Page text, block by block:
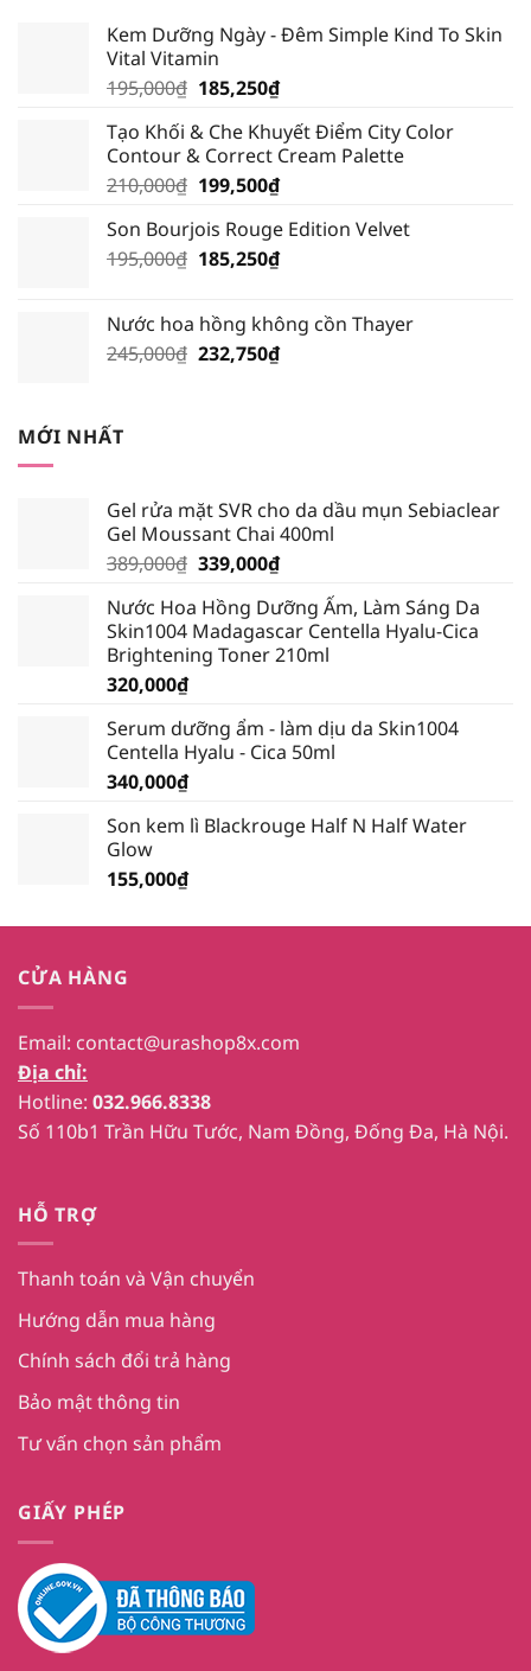
Kem Dưỡng Ngày - Đêm Simple Kind To Skin
Vital Vitamin
195,000₫ Giá
là:
195,000₫.
185,250₫Giá
tại
là:
185,250₫.
Tạo Khối & Che Khuyết Điểm City Color
Contour & Correct Cream Palette
210,000₫ Giá
là:
210,000₫.
199,500₫Giá
tại
là:
Son Bourjois Rouge Edition Velvet
195,000₫ Giá
195,000₫.
185,250₫Giá
là:
185,250₫.
Nước hoa hồng không cồn Thayer
245,000₫ Giá
232,750₫Giá
MỚI NHẤT
Gel rửa mặt SVR cho da dầu mụn Sebiaclear
Gel Moussant Chai 400ml
389,000₫ Giá
là:
389,000₫.
339,000₫Giá
tại
là:
339,000₫.
Nước Hoa Hồng Dưỡng Ẩm, Làm Sáng Da
Skin1004 Madagascar Centella Hyalu-Cica
Brightening Toner 210ml
320,000₫
Serum dưỡng ẩm - làm dịu da Skin1004
Centella Hyalu - Cica 50ml
340,000₫
Son kem lì Blackrouge Half N Half Water
Glow
155,000₫
CỬA HÀNG
Email: contact@urashop8x.com
Địa chỉ:
Hotline: 032.966.8338
Số 110b1 Trần Hữu Tước, Nam Đồng, Đống Đa, Hà Nội.
HỖ TRỢ
Thanh toán và Vận chuyển
Hướng dẫn mua hàng
Chính sách đổi trả hàng
Bảo mật thông tin
Tư vấn chọn sản phẩm
GIẤY PHÉP